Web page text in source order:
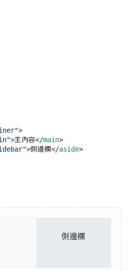
>
>主內容</main>
>側邊欄</aside>
側邊欄